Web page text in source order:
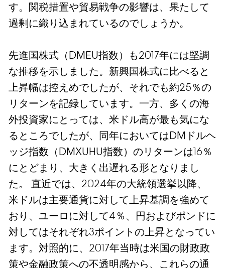
す。関税措置や貿易戦争の影響は、果たして
過剰に織り込まれているのでしょうか。
先進国株式（DMEU指数）も2017年には堅調
な推移を示しました。新興国株式に比べると
上昇幅は控えめでしたが、それでも約25％の
リターンを記録しています。一方、多くの海
外投資家にとっては、米ドル高が最も気にな
るところでしたが、同年においてはDMドルヘ
ッジ指数（DMXUHU指数）のリターンは16％
にとどまり、大きく出遅れる形となりまし
た。 直近では、2024年の大統領選挙以降、
米ドルは主要通貨に対して上昇基調を強めて
おり、ユーロに対して4％、円およびポンドに
対してはそれぞれ3ポイントの上昇となってい
ます。対照的に、2017年当時は米国の財政政
策や金融政策への不透明感から、これらの通